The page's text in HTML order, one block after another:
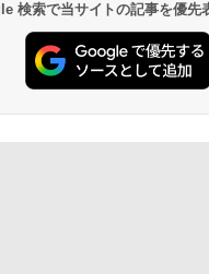
検索で当サイトの記事を優先